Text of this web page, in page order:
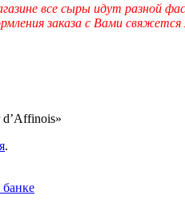
все сыры идут разной
заказа с Вами
d’Affinois»
.